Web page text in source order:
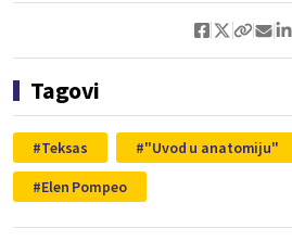
Tagovi
Teksas "Uvod u anatomiju"
Elen Pompeo